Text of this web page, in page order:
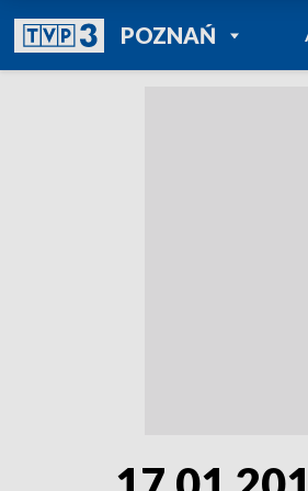
POZNAŃPOWRÓT DO
TVP REGIONY